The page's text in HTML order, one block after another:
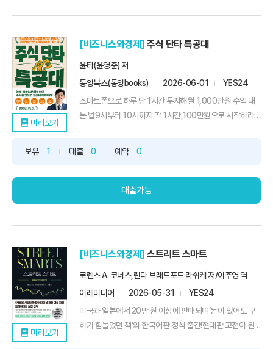
미리보기
[비즈니스와경제] 주식 단타 특공대
윤타(윤영준) 저
동양북스(동양books)
2026-06-01
YES24
스마트폰으로 하루 단 1시간 투자해월 1,000만원 수익 내
는 법9시부터 10시까지 딱 1시간,100만원으로 시작하라!
제가 1년 만에 월 천만원 수익을 냈던 비결『주식 단타 특공
보유 1 대출 0 예약 0
대출가능
미리보기
[비즈니스와경제] 스트리트 스마트
로렌스 A. 코너스,린다 브래드포드 라쉬케 저/이주영 역
이레미디어
2026-05-31
YES24
미국과 일본에서 20만 원 이상에 판매되며‘돈이 있어도 구
하기 힘들었던 책’의 한국어판 정식 출간!현대판 고전이 된